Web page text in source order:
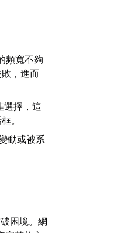
頻寬不夠
，進而
選擇，這
。
動或被系
困境。網